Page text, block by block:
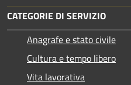
CATEGORIE DI SERVIZIO
Anagrafe e stato civile
Cultura e tempo libero
Vita lavorativa